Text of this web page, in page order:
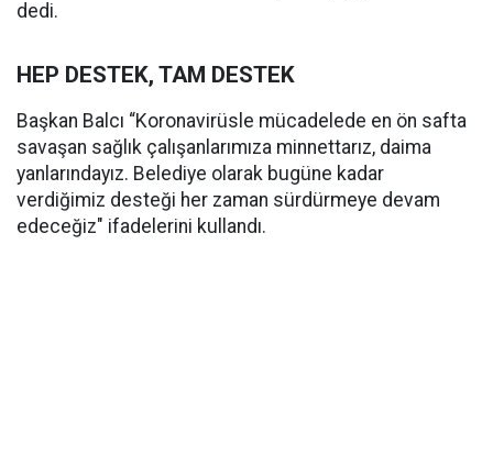
dedi.
HEP DESTEK, TAM DESTEK
Başkan Balcı “Koronavirüsle mücadelede en ön safta
savaşan sağlık çalışanlarımıza minnettarız, daima
yanlarındayız. Belediye olarak bugüne kadar
verdiğimiz desteği her zaman sürdürmeye devam
edeceğiz" ifadelerini kullandı.